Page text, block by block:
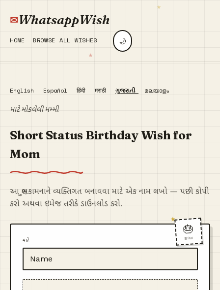
WhatsappWish
HOME BROWSE ALL WISHES 🌙
English Español हिंदी मराठी ગુજરાતી മലയാളം
માટે મોકલેલી મમ્મી
Short Status Birthday Wish for
Mom
આ શુભકામનાને વ્યક્તિગત બનાવવા માટે એક નામ લખો — પછી કોપી
કરો અથવા ઇમેજ તરીકે ડાઉનલોડ કરો.
🎂
WISH
માટે